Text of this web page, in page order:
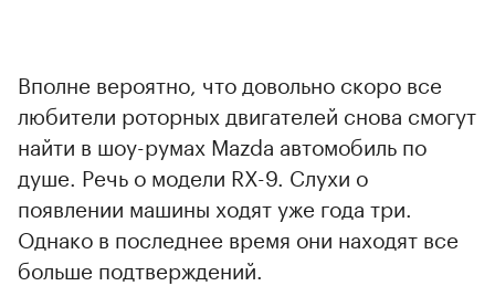
Вполне вероятно, что довольно скоро все
любители роторных двигателей снова смогут
найти в шоу-румах Mazda автомобиль по
душе. Речь о модели RX-9. Слухи о
появлении машины ходят уже года три.
Однако в последнее время они находят все
больше подтверждений.